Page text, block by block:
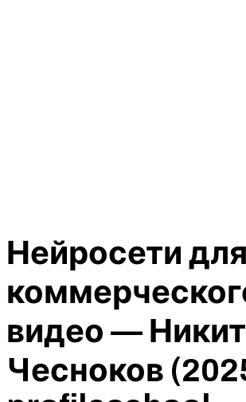
Нейросети для
видео —
Чесноков